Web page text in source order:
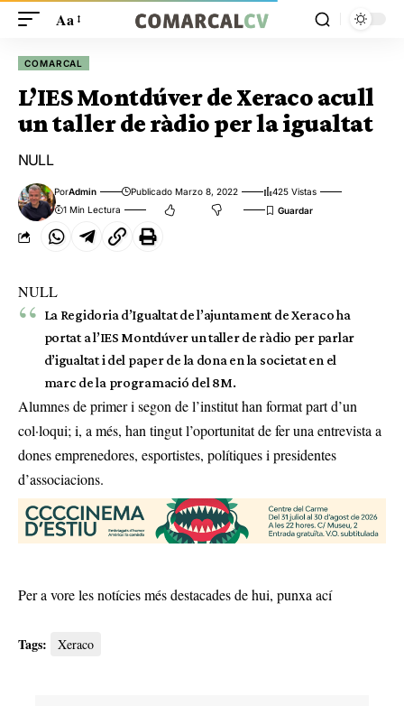
Aa
COMARCAL
L’IES Montdúver de Xeraco acull
un taller de ràdio per la igualtat
NULL
PorAdmin Publicado Marzo 8, 2022
425 Vistas
1 Min Lectura
NULL
La Regidoria d’Igualtat de l’ajuntament de Xeraco ha
portat a l’IES Montdúver un taller de ràdio per parlar
d’igualtat i del paper de la dona en la societat en el
marc de la programació del 8M.
Alumnes de primer i segon de l’institut han format part d’un
col·loqui; i, a més, han tingut l’oportunitat de fer una entrevista a
dones emprenedores, esportistes, polítiques i presidentes
d’associacions.
Per a vore les notícies més destacades de hui, punxa ací
Tags: Xeraco